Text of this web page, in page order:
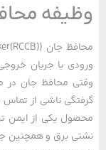
محافظ
با جریان خروجی
محافظ جان در مدار
ناشی از تماس
یکی از ایمن ترین
برق و همچنین